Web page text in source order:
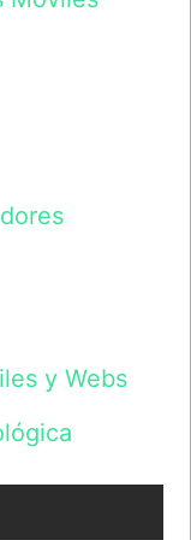
y Webs